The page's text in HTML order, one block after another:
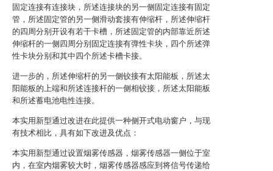
固定连接有连接块，所述连接块的另一侧固定连接有固定
管，所述固定管的另一侧滑动套接有伸缩杆，所述伸缩杆
的四周分别开设有若干卡槽，所述固定管的内部靠近所述
伸缩杆的一侧四周分别固定连接有弹性卡块，四个所述弹
性卡块分别和其中四个所述卡槽卡接。
进一步的，所述伸缩杆的另一侧铰接有太阳能板，所述太
阳能板的上端和所述连接杆的一侧相铰接，所述太阳能板
和所述蓄电池电性连接。
本实用新型通过改进在此提供一种侧开式电动窗户，与现
有技术相比，具有如下改进及优点：
本实用新型通过设置烟雾传感器，烟雾传感器一侧位于室
内，在室内烟雾较大时，烟雾传感器感应到将信号传递给